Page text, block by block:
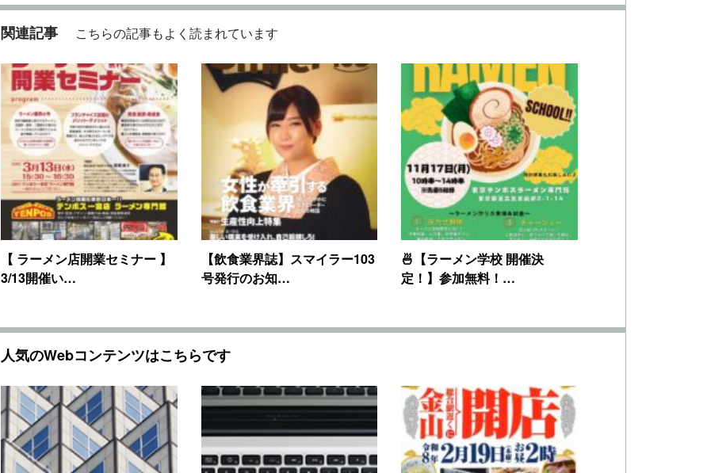
関連記事 こちらの記事もよく読まれています
【 ラーメン店開業セミナー 】
3/13開催い…
【飲食業界誌】スマイラー103
号発行のお知…
🍜【ラーメン学校 開催決
定！】参加無料！…
人気のWebコンテンツはこちらです